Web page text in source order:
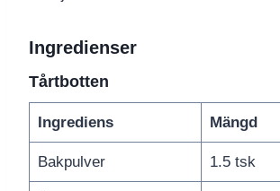
Ingredienser
Tårtbotten
Ingrediens Mängd
Bakpulver 1.5 tsk